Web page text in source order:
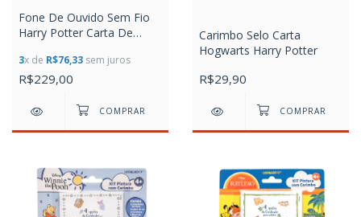
Fone De Ouvido Sem Fio
Harry Potter Carta De
Carregador Bluetooth 5.1,
Letron
3x de R$76,33 sem juros
R$229,00
Carimbo Selo Carta
Hogwarts Harry Potter
R$29,90